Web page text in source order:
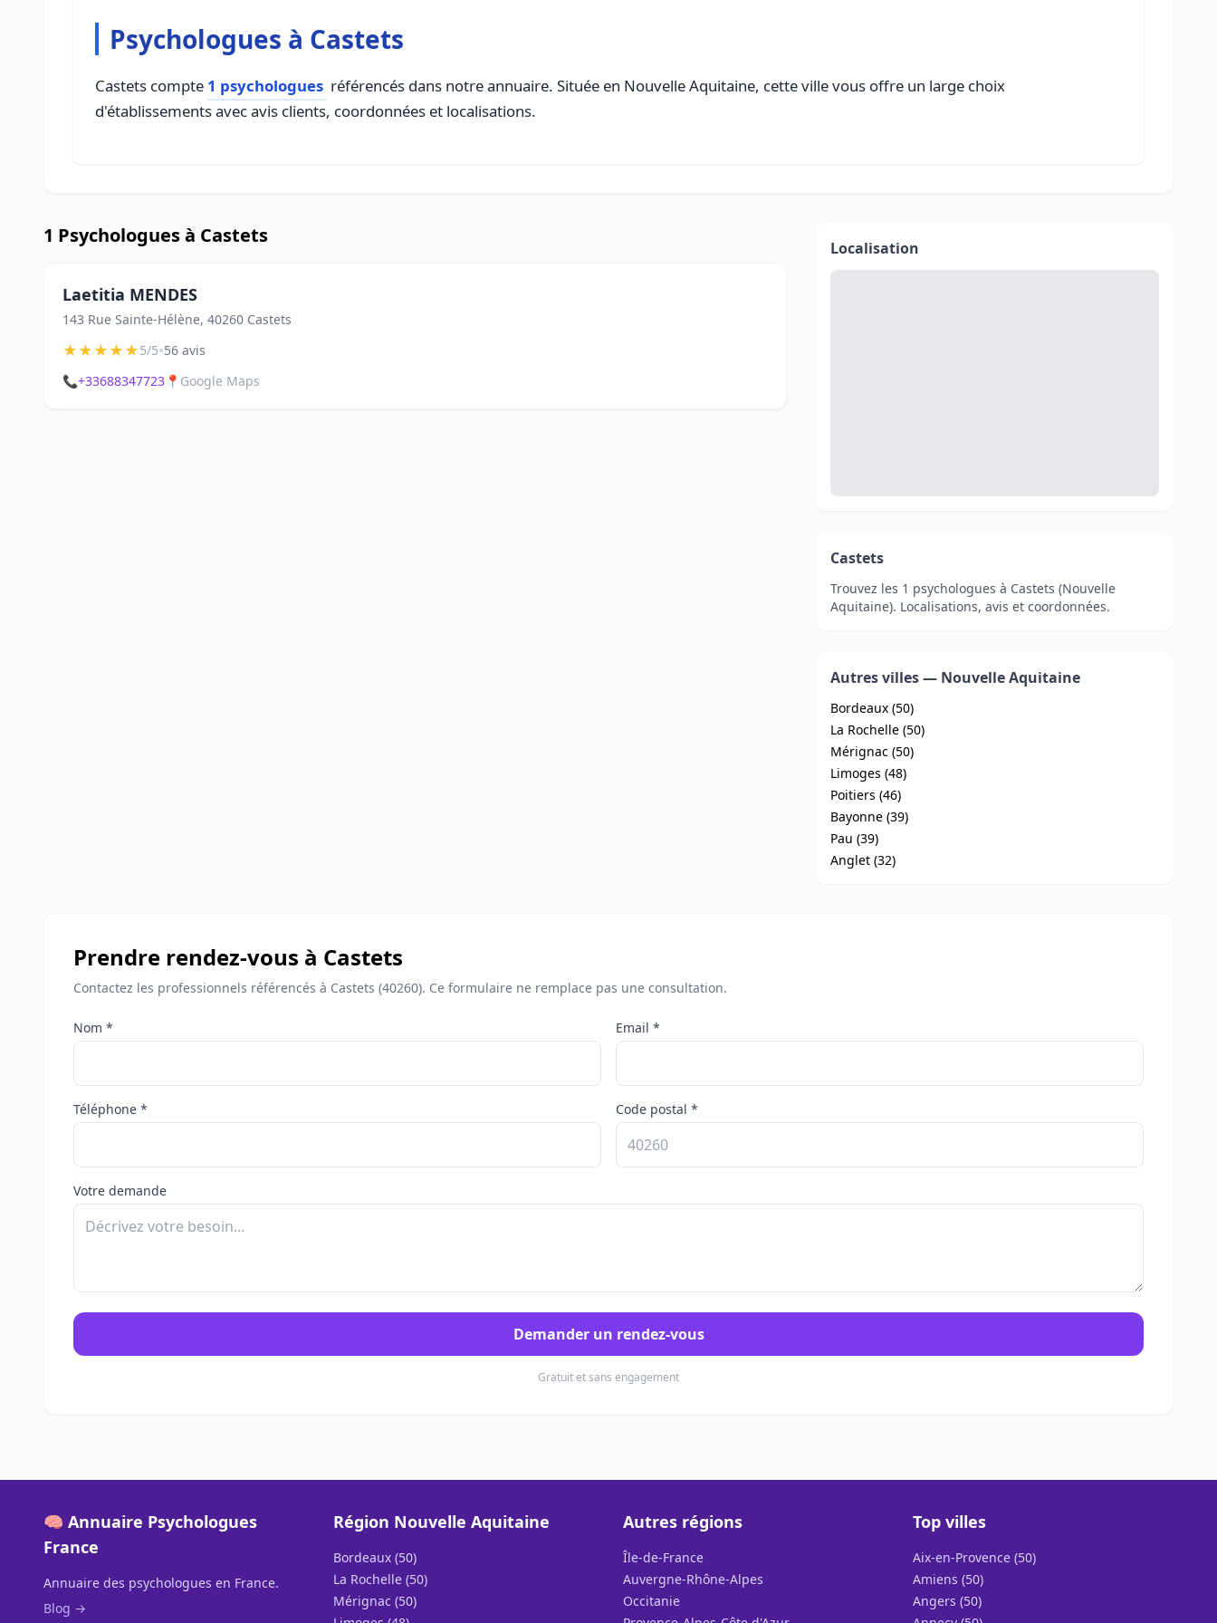
Psychologues à Castets
Castets compte 1 psychologues référencés dans notre annuaire. Située en Nouvelle Aquitaine, cette ville vous offre un large choix
d'établissements avec avis clients, coordonnées et localisations.
1 Psychologues à Castets
Laetitia MENDES
143 Rue Sainte-Hélène, 40260 Castets
★★★★★5/5•56 avis
📞+33688347723 📍 Google Maps
Localisation
Castets
Trouvez les 1 psychologues à Castets (Nouvelle
Aquitaine). Localisations, avis et coordonnées.
Autres villes — Nouvelle Aquitaine
Bordeaux (50)
La Rochelle (50)
Mérignac (50)
Limoges (48)
Poitiers (46)
Bayonne (39)
Pau (39)
Anglet (32)
Prendre rendez-vous à Castets
Contactez les professionnels référencés à Castets (40260). Ce formulaire ne remplace pas une consultation.
Nom * Email *
Téléphone * Code postal *
Votre demande
Demander un rendez-vous
Gratuit et sans engagement
🧠 Annuaire Psychologues
France
Annuaire des psychologues en France.
Blog →
Région Nouvelle Aquitaine
Bordeaux (50)
La Rochelle (50)
Mérignac (50)
Autres régions
Île-de-France
Auvergne-Rhône-Alpes
Occitanie
Top villes
Aix-en-Provence (50)
Amiens (50)
Angers (50)